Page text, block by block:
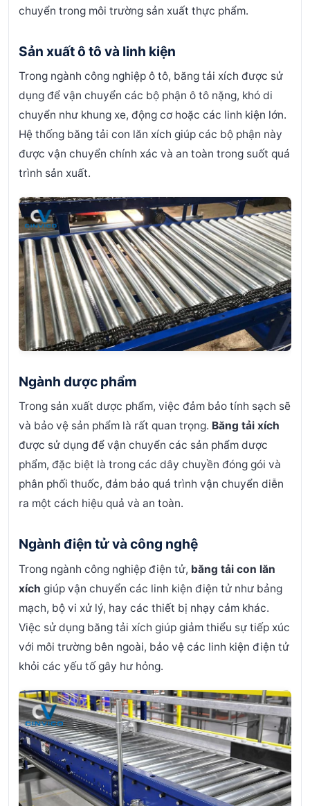
chuyển trong môi trường sản xuất thực phẩm.
Sản xuất ô tô và linh kiện
Trong ngành công nghiệp ô tô, băng tải xích được sử
dụng để vận chuyển các bộ phận ô tô nặng, khó di
chuyển như khung xe, động cơ hoặc các linh kiện lớn.
Hệ thống băng tải con lăn xích giúp các bộ phận này
được vận chuyển chính xác và an toàn trong suốt quá
trình sản xuất.
Ngành dược phẩm
Trong sản xuất dược phẩm, việc đảm bảo tính sạch sẽ
và bảo vệ sản phẩm là rất quan trọng. Băng tải xích
được sử dụng để vận chuyển các sản phẩm dược
phẩm, đặc biệt là trong các dây chuyền đóng gói và
phân phối thuốc, đảm bảo quá trình vận chuyển diễn
ra một cách hiệu quả và an toàn.
Ngành điện tử và công nghệ
Trong ngành công nghiệp điện tử, băng tải con lăn
xích giúp vận chuyển các linh kiện điện tử như bảng
mạch, bộ vi xử lý, hay các thiết bị nhạy cảm khác.
Việc sử dụng băng tải xích giúp giảm thiểu sự tiếp xúc
với môi trường bên ngoài, bảo vệ các linh kiện điện tử
khỏi các yếu tố gây hư hỏng.